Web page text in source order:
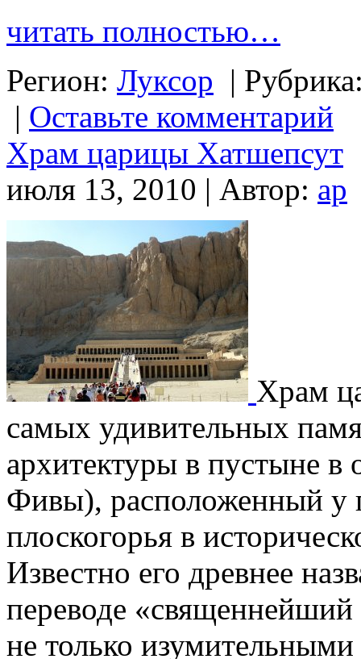
читать полностью…
Регион: Луксор |
| Оставьте комментарий
Храм царицы Хатшепсут
июля 13, 2010 | Автор: ap
Храм
самых удивительных
архитектуры в пустыне в
Фивы), расположенный у
плоскогорья в
Известно его древнее
переводе
не только